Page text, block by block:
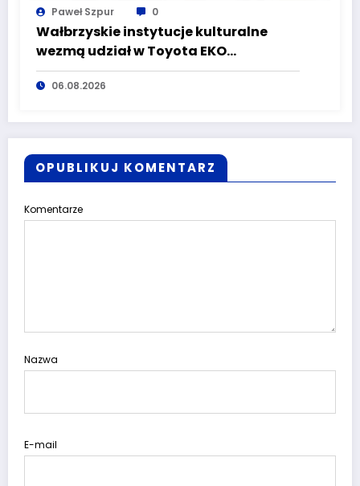
Paweł Szpur 0
Wałbrzyskie instytucje kulturalne
wezmą udział w Toyota EKO
Półmaraton Wałbrzych
06.08.2026
OPUBLIKUJ KOMENTARZ
Komentarze
Nazwa
E-mail